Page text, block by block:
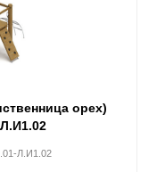
орех)
Л.И1.02